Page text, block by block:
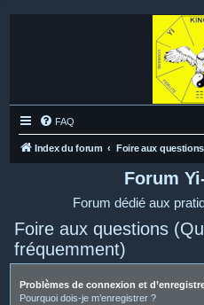
FAQ
Index du forum Foire aux
Forum
Forum dédié aux
Foire aux questions
fréquemment)
Problèmes de connexion et
Pourquoi dois-je m’enregistrer ?